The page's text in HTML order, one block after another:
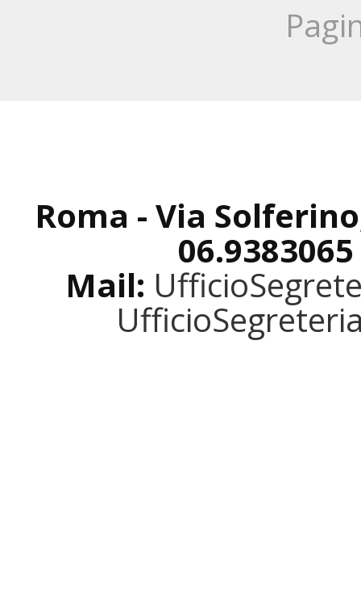
Roma - Via
Mail: